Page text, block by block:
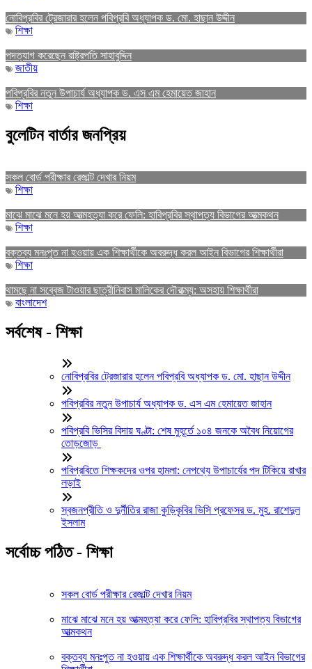
নোবিপ্রবির ট্রেজারার হলেন পবিপ্রবি অধ্যাপক ড. মো. হাছান উদ্দীন
শিক্ষা
পদত্যাগ করেছেন রাষ্ট্রপতি সাহাবুদ্দিন
জাতীয়
পবিপ্রবির নতুন উপাচার্য অধ্যাপক ড. এস এম হেমায়েত জাহান
শিক্ষা
বুলেটিন বার্তার জনপ্রিয়
সকল বোর্ড পরীক্ষার রেজাল্ট দেখার নিয়ম
শিক্ষা
মাঝে মাঝে মনে হয় আত্মহত্যা করে ফেলি: হাবিপ্রবির স্থাপত্য বিভাগের আত্মকথন
শিক্ষা
বক্তব্য মনঃপুত না হওয়ায় এক শিক্ষার্থীকে অবরুদ্ধ করল আইন বিভাগের শিক্ষার্থীরা
শিক্ষা
থামছে না সব্বেজ টাওয়ার ছাত্রীনিবাস মালিকের দৌরাত্ম্য: অসহায় শিক্ষার্থীরা
বাংলাদেশ
সর্বশেষ - শিক্ষা
নোবিপ্রবির ট্রেজারার হলেন পবিপ্রবি অধ্যাপক ড. মো. হাছান উদ্দীন
পবিপ্রবির নতুন উপাচার্য অধ্যাপক ড. এস এম হেমায়েত জাহান
পবিপ্রবি ভিসির বিদায় ঘণ্টা: শেষ মুহূর্তে ১০৪ জনকে অবৈধ নিয়োগের
তোড়জোড়
পবিপ্রবিতে শিক্ষকদের ওপর হামলা: নেপথ্যে উপাচার্যের পদ টিকিয়ে রাখার
লড়াই
স্বজনপ্রীতি ও দুর্নীতির রাজা কুড়িকৃবির ভিসি প্রফেসর ড. মুহ. রাশেদুল
ইসলাম
সর্বোচ্চ পঠিত - শিক্ষা
সকল বোর্ড পরীক্ষার রেজাল্ট দেখার নিয়ম
মাঝে মাঝে মনে হয় আত্মহত্যা করে ফেলি: হাবিপ্রবির স্থাপত্য বিভাগের
আত্মকথন
বক্তব্য মনঃপুত না হওয়ায় এক শিক্ষার্থীকে অবরুদ্ধ করল আইন বিভাগের